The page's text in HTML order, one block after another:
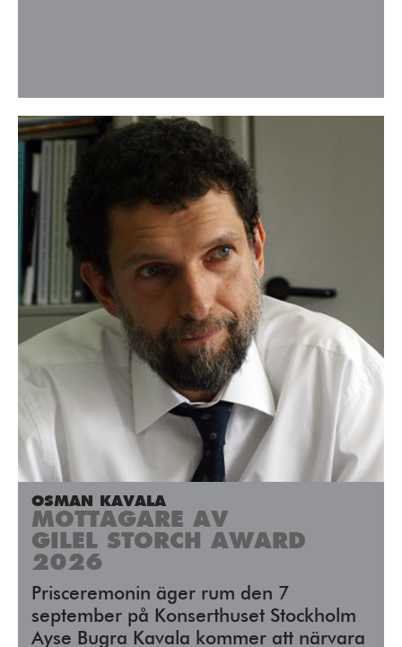
OSMAN KAVALA
MOTTAGARE AV
GILEL STORCH AWARD
2026
Prisceremonin äger rum den 7
september på Konserthuset Stockholm
Ayse Bugra Kavala kommer att närvara